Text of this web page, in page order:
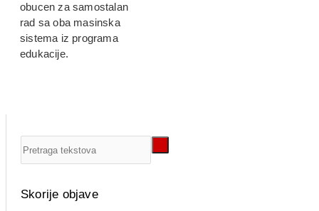
obucen za samostalan
rad sa oba masinska
sistema iz programa
edukacije.
Skorije objave